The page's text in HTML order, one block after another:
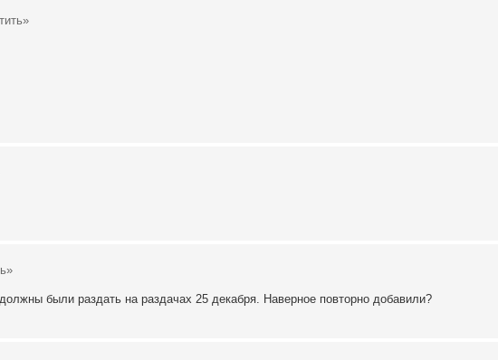
были раздать на раздачах 25 декабря. Наверное повторно добавили?